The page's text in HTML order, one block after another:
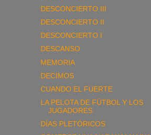
DESCONCIERTO III
DESCONCIERTO II
DESCONCIERTO I
DESCANSO
MEMORIA
DECIMOS
CUANDO EL FUERTE
LA PELOTA DE FÚTBOL Y LOS
JUGADORES
DÍAS PLETÓRICOS